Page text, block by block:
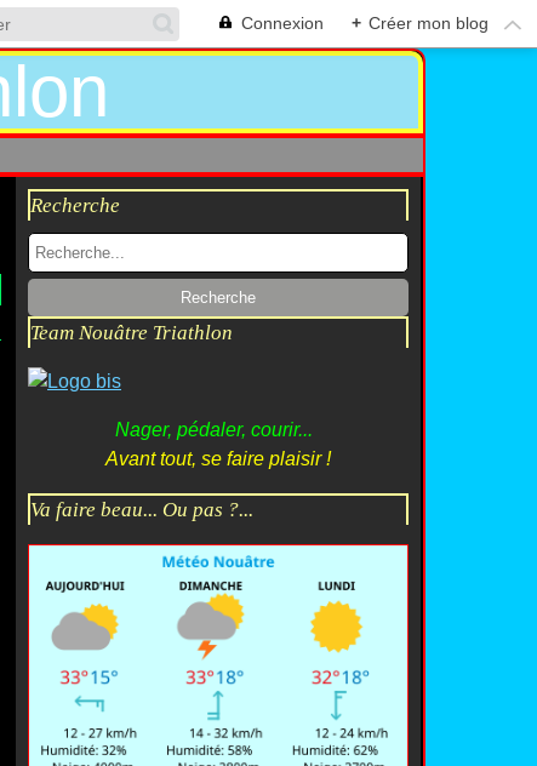
Connexion + Créer mon blog
Recherche
Team Nouâtre Triathlon
Nager, pédaler, courir...
Avant tout, se faire plaisir !
Va faire beau... Ou pas ?...